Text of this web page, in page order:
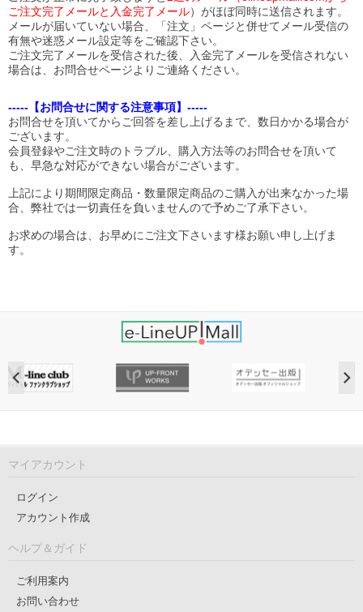
ご注文完了メールと入金完了メール）がほぼ同時に送信されます。
メールが届いていない場合、「注文」ページと併せてメール受信の
有無や迷惑メール設定等をご確認下さい。
ご注文完了メールを受信された後、入金完了メールを受信されない
場合は、お問合せページよりご連絡ください。
-----【お問合せに関する注意事項】-----
お問合せを頂いてからご回答を差し上げるまで、数日かかる場合が
ございます。
会員登録やご注文時のトラブル、購入方法等のお問合せを頂いて
も、早急な対応ができない場合がございます。
上記により期間限定商品・数量限定商品のご購入が出来なかった場
合、弊社では一切責任を負いませんので予めご了承下さい。
お求めの場合は、お早めにご注文下さいます様お願い申し上げま
す。
マイアカウント
ログイン
アカウント作成
ヘルプ＆ガイド
ご利用案内
お問い合わせ